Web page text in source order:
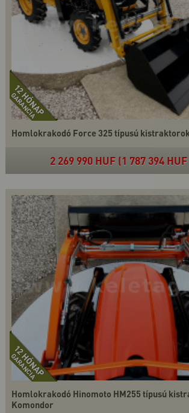
Homlokrakodó Force 325 típusú
2 269 990 HUF (1 787 394
Homlokrakodó Hinomoto HM255 típusú
Komondor